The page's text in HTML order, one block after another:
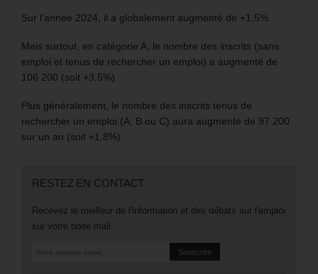
Sur l’année 2024, il a globalement augmenté de +1,5%.
Mais surtout, en catégorie A, le nombre des inscrits (sans
emploi et tenus de rechercher un emploi) a augmenté de
106 200 (soit +3,5%).
Plus généralement, le nombre des inscrits tenus de
rechercher un emploi (A, B ou C) aura augmenté de 97 200
sur un an (soit +1,8%).
RESTEZ EN CONTACT
Recevez le meilleur de l'information et des débats sur l'emploi
sur votre boite mail.